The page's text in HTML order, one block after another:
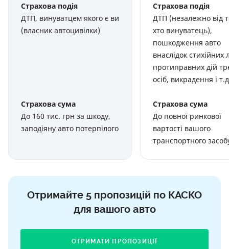
Страхова подія
ДТП, винуватцем якого є ви
(власник автоцивілки)
Страхова подія
ДТП (незалежно від
хто винуватець),
пошкодження авто
внаслідок стихійних
протиправних дій
осіб, викрадення і т.д
Страхова сума
До 160 тис. грн за шкоду,
заподіяну авто потерпілого
Страхова сума
До повної ринкової
вартості вашого
транспортного
Отримайте 5 пропозицій по КАСКО
для вашого авто
ОТРИМАТИ ПРОПОЗИЦІЇ